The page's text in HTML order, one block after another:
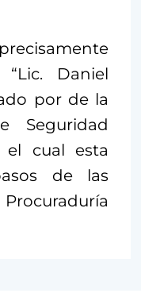
Daniel
por de la
Seguridad
el cual esta
de las